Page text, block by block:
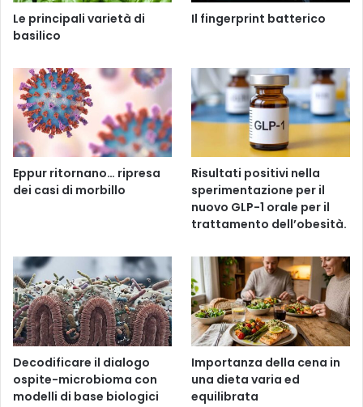
Le principali varietà di
basilico
Il fingerprint batterico
Eppur ritornano… ripresa
dei casi di morbillo
Risultati positivi nella
sperimentazione per il
nuovo GLP-1 orale per il
trattamento dell’obesità.
Decodificare il dialogo
ospite-microbioma con
modelli di base biologici
Importanza della cena in
una dieta varia ed
equilibrata